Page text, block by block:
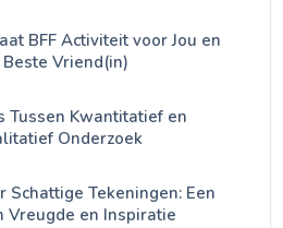
BFF Activiteit voor Jou en
Beste Vriend(in)
Tussen Kwantitatief en
Onderzoek
Schattige Tekeningen: Een
Vreugde en Inspiratie